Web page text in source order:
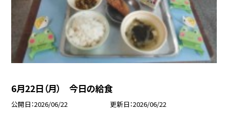
6月22日（月） 今日の給食
公開日 2026/06/22 更新日 2026/06/22